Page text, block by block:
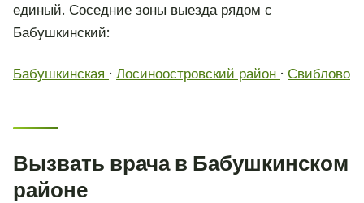
единый. Соседние зоны выезда рядом с
Бабушкинский:
Бабушкинская · Лосиноостровский район · Свиблово
Вызвать врача в Бабушкинском
районе